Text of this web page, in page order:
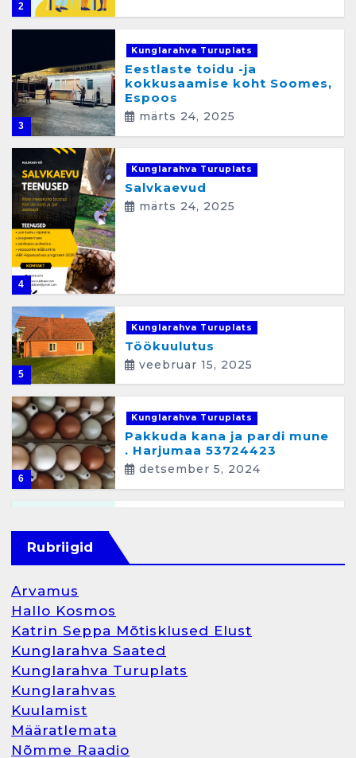
2
3
Kunglarahva Turuplats
Eestlaste toidu -ja
kokkusaamise koht Soomes,
Espoos
märts 24, 2025
4
Kunglarahva Turuplats
Salvkaevud
märts 24, 2025
5
Kunglarahva Turuplats
Töökuulutus
veebruar 15, 2025
6
Kunglarahva Turuplats
Pakkuda kana ja pardi mune
. Harjumaa 53724423
detsember 5, 2024
1
Kunglarahva Turuplats
Rubriigid
Arvamus
Hallo Kosmos
Katrin Seppa Mõtisklused Elust
Kunglarahva Saated
Kunglarahva Turuplats
Kunglarahvas
Kuulamist
Määratlemata
Nõmme Raadio